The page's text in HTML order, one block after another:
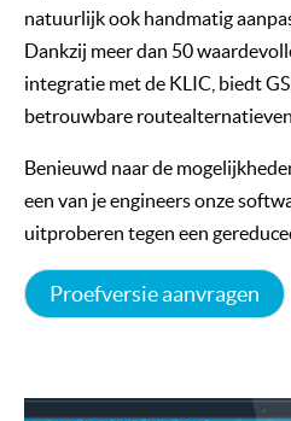
natuurlijk ook handmatig
Dankzij meer dan 50
integratie met de KLIC, biedt
betrouwbare
Benieuwd naar de
een van je engineers onze
uitproberen tegen een
Proefversie aanvragen